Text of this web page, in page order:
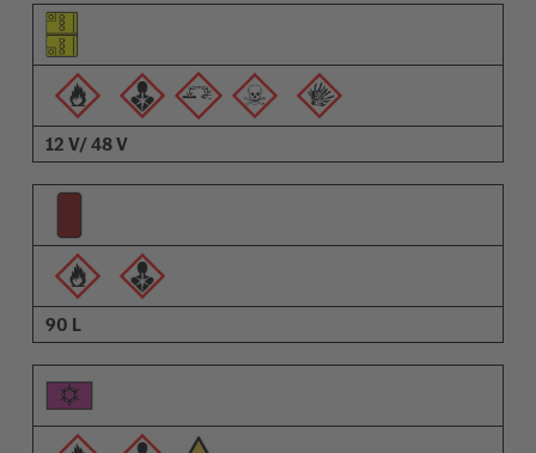
Piktogramm des Elements
Pictrogramme der Warnungen
Beschreibung
12 V/ 48 V
90 L